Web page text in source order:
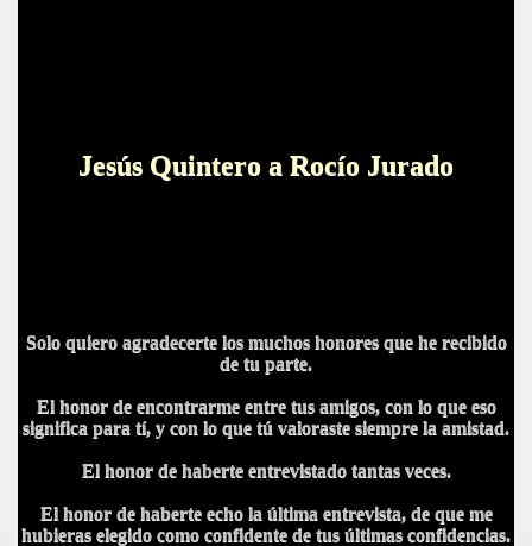
Jesús Quintero a Rocío Jurado
Solo quiero agradecerte los muchos honores que he recibido
de tu parte.
El honor de encontrarme entre tus amigos, con lo que eso
significa para tí, y con lo que tú valoraste siempre la amistad.
El honor de haberte entrevistado tantas veces.
El honor de haberte echo la última entrevista, de que me
hubieras elegido como confidente de tus últimas confidencias.